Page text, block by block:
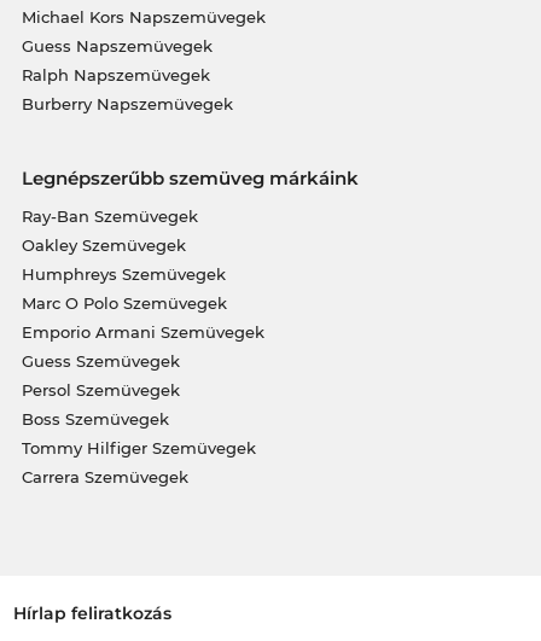
Michael Kors Napszemüvegek
Guess Napszemüvegek
Ralph Napszemüvegek
Burberry Napszemüvegek
Legnépszerűbb szemüveg márkáink
Ray-Ban Szemüvegek
Oakley Szemüvegek
Humphreys Szemüvegek
Marc O Polo Szemüvegek
Emporio Armani Szemüvegek
Guess Szemüvegek
Persol Szemüvegek
Boss Szemüvegek
Tommy Hilfiger Szemüvegek
Carrera Szemüvegek
Hírlap feliratkozás